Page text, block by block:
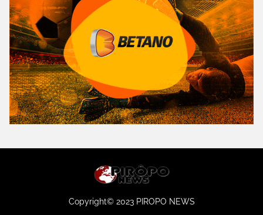
Copyright© 2023 PIROPO NEWS